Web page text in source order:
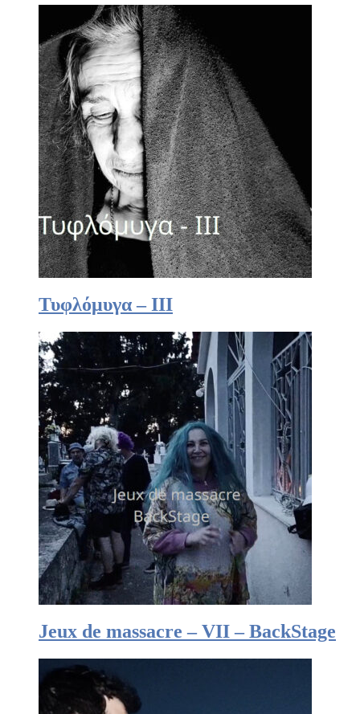
Τυφλόμυγα – III
Jeux de massacre – VII – BackStage